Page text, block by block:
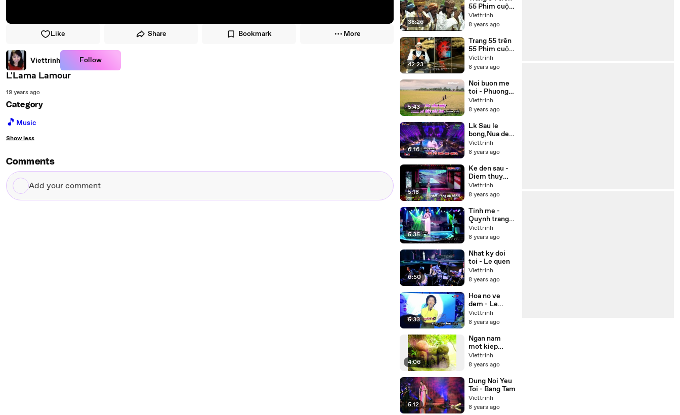
Like Share Bookmark More
Viettrinh Follow
L'Lama Lamour
19 years ago
Category
🎵 Music
Show less
Comments
Add
your
tiếng
38:26
55 Phim cuộc
đời Đức Phật
Thích Ca
bộ 55 tập lồng
tiếng
Viettrinh
8 years ago
42:23
Trang 55 trên
55 Phim cuộc
đời Đức Phật
Thích Ca
tiếng 55 tập
trọn bộ
Viettrinh
8 years ago
5:43
Noi buon me
toi - Phuong
my chi,Thuy
duong Beat
Viettrinh
8 years ago
6:16
Lk Sau le
bong,Nua dem
ngoai pho -
Cong
nhan Karaoke
Viettrinh
8 years ago
5:18
Ke den sau -
Diem thuy
Karaoke
Viettrinh
8 years ago
5:35
Tinh me -
Quynh trang (
Karaoke Beat
)
Viettrinh
8 years ago
6:50
Nhat ky doi
toi - Le quen
Viettrinh
8 years ago
5:33
Hoa no ve
dem - Le
quyen
Karaoke
Viettrinh
8 years ago
4:06
Ngan nam
mot kiep
nguoi
Viettrinh
8 years ago
5:12
Dung Noi Yeu
Toi - Bang Tam
Viettrinh
8 years ago